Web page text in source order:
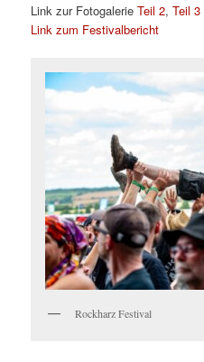
Link zur FotogalerieTeil 2,Teil 3
Link zum Festivalbericht
Rockharz Festival